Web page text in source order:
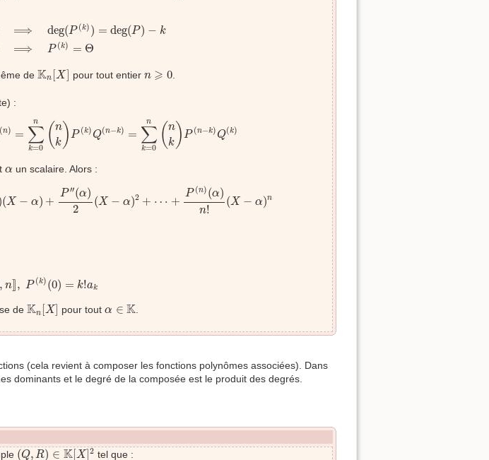
⟹ deg(P (k) ) = deg(P) − k
⟹ P (k) = Θ
deg P) − P <
deKn [X]
Kn [X] pour tout entier n ⩾ 0
n ⩾0
.
:
(n) =
n
∑
k=0 ( n
k)P (k)Q(n−k) =
n
∑
k=0 ( n
k)P (n−k)Q(k)
(n P (k n k P
α
α un scalaire. Alors :
(X − α) +
P ′′(α)
2
(X − α)2 + ⋯ +
P (n) (α)
n!
(X − α)n
P″(α) 2 )n!(X α
, n]], P (k) (0) = k!ak
n] (k ( 0
de Kn X
Kn [X] pour toutα ∈ K
α ∈K
(cela revient à composer les fonctions polynômes associées). Dans
dominants et le degré de la composée est le produit des degrés.
(Q, R) ∈ K[ X] 2
(Q,R)∈K[X]2
tel que :